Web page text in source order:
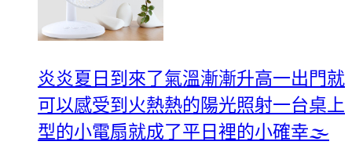
炎炎夏日到來了氣溫漸漸升高一出門就
可以感受到火熱熱的陽光照射一台桌上
型的小電扇就成了平日裡的小確幸🌫️